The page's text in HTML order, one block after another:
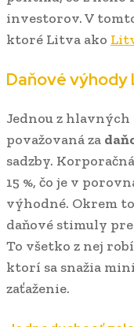
investorov. V
ktoré Litva ako
Daňové
Jednou z
považovaná za
sadzby.
15 %, čo je v
výhodné. Okrem
daňové stimuly
To všetko z nej
ktorí sa snažia
zaťaženie.